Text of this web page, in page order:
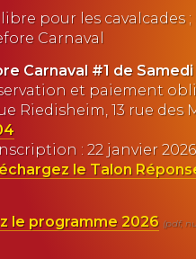
libre pour les cavalcades
Carnaval
Carnaval #1 de Samedi
et paiement
Riedisheim, 13 rue
: 22 janvier
le Talon
le programme 2026 (pdf,